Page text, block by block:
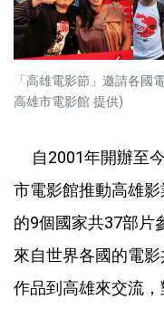
「高雄電影節」邀請各國
高雄市電影館 提供)
自2001年開辦至
市電影館推動高雄
的9個國家共37部片
來自世界各國的電
作品到高雄來交流